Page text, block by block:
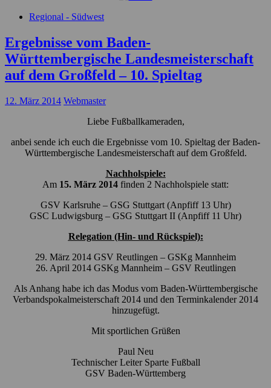
Regional - Südwest
Ergebnisse vom Baden-
Württembergische Landesmeisterschaft
auf dem Großfeld – 10. Spieltag
12. März 2014 Webmaster
Liebe Fußballkameraden,
anbei sende ich euch die Ergebnisse vom 10. Spieltag der Baden-
Württembergische Landesmeisterschaft auf dem Großfeld.
Nachholspiele:
Am 15. März 2014 finden 2 Nachholspiele statt:
GSV Karlsruhe – GSG Stuttgart (Anpfiff 13 Uhr)
GSC Ludwigsburg – GSG Stuttgart II (Anpfiff 11 Uhr)
Relegation (Hin- und Rückspiel):
29. März 2014 GSV Reutlingen – GSKg Mannheim
26. April 2014 GSKg Mannheim – GSV Reutlingen
Als Anhang habe ich das Modus vom Baden-Württembergische
Verbandspokalmeisterschaft 2014 und den Terminkalender 2014
hinzugefügt.
Mit sportlichen Grüßen
Paul Neu
Technischer Leiter Sparte Fußball
GSV Baden-Württemberg